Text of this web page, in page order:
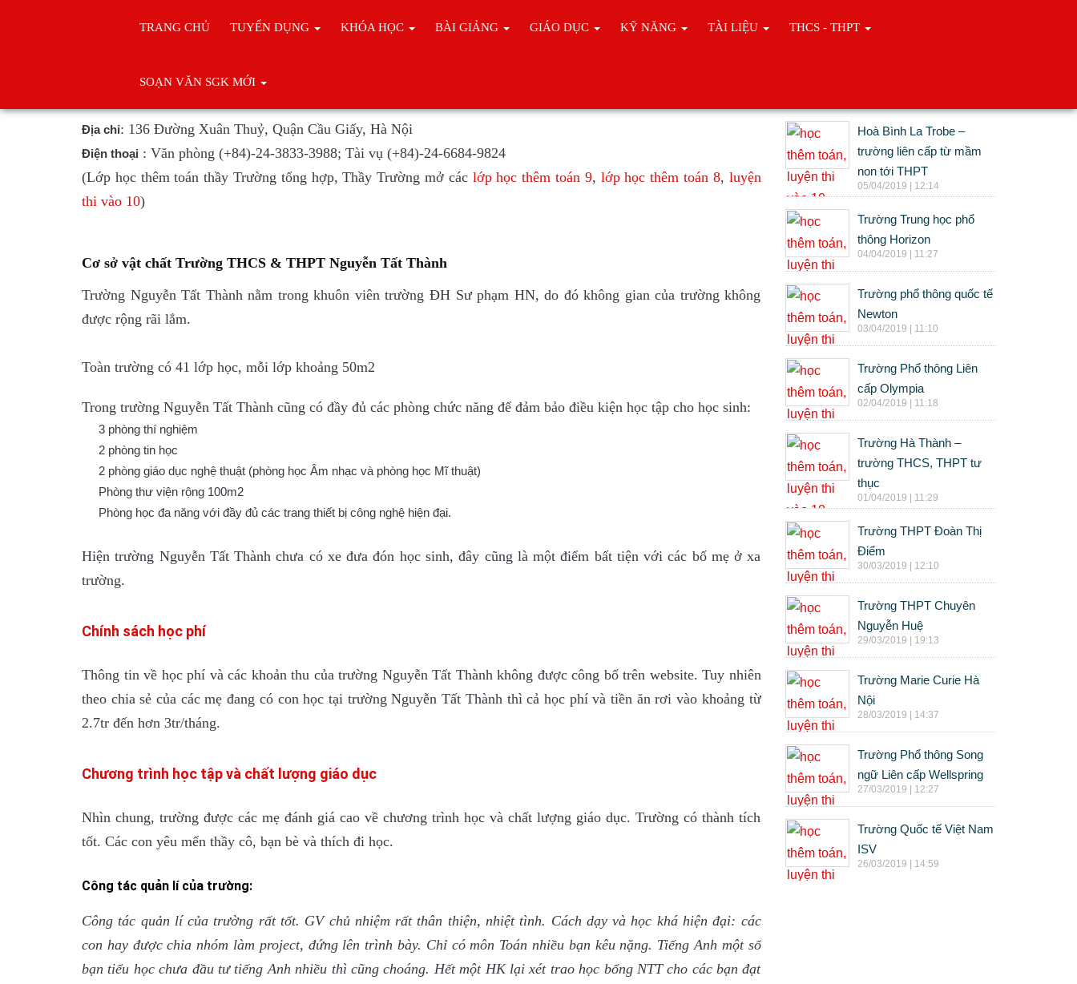
TRANG CHỦ TUYỂN DỤNG KHÓA HỌC BÀI GIẢNG GIÁO DỤC KỸ NĂNG TÀI LIỆU THCS - THPT
SOẠN VĂN SGK MỚI
THPT TẠI HÀ NỘI
Địa chỉ: 136 Đường Xuân Thuỷ, Quận Cầu Giấy, Hà Nội
Điện thoại : Văn phòng (+84)-24-3833-3988; Tài vụ (+84)-24-6684-9824
(Lớp học thêm toán thầy Trường tổng hợp, Thầy Trường mở các lớp học thêm toán 9, lớp học thêm toán 8, luyện
thi vào 10)
Cơ sở vật chất Trường THCS & THPT Nguyễn Tất Thành
Trường Nguyễn Tất Thành nằm trong khuôn viên trường ĐH Sư phạm HN, do đó không gian của trường không
được rộng rãi lắm.
Toàn trường có 41 lớp học, mỗi lớp khoảng 50m2
Trong trường Nguyễn Tất Thành cũng có đầy đủ các phòng chức năng để đảm bảo điều kiện học tập cho học sinh:
3 phòng thí nghiệm
2 phòng tin học
2 phòng giáo dục nghệ thuật (phòng học Âm nhạc và phòng học Mĩ thuật)
Phòng thư viện rộng 100m2
Phòng học đa năng với đầy đủ các trang thiết bị công nghệ hiện đại.
Hiện trường Nguyễn Tất Thành chưa có xe đưa đón học sinh, đây cũng là một điểm bất tiện với các bố mẹ ở xa
trường.
Chính sách học phí
Thông tin về học phí và các khoản thu của trường Nguyễn Tất Thành không được công bố trên website. Tuy nhiên
theo chia sẻ của các mẹ đang có con học tại trường Nguyễn Tất Thành thì cả học phí và tiền ăn rơi vào khoảng từ
2.7tr đến hơn 3tr/tháng.
Chương trình học tập và chất lượng giáo dục
Nhìn chung, trường được các mẹ đánh giá cao về chương trình học và chất lượng giáo dục. Trường có thành tích
tốt. Các con yêu mến thầy cô, bạn bè và thích đi học.
Công tác quản lí của trường:
Công tác quản lí của trường rất tốt. GV chủ nhiệm rất thân thiện, nhiệt tình. Cách dạy và học khá hiện đại: các
con hay được chia nhóm làm project, đứng lên trình bày. Chỉ có môn Toán nhiều bạn kêu nặng. Tiếng Anh một số
bạn tiểu học chưa đầu tư tiếng Anh nhiều thì cũng choáng. Hết một HK lại xét trao học bổng NTT cho các bạn đạt
Hoà Bình La Trobe –
trường liên cấp từ mầm
non tới THPT
05/04/2019 | 12:14
Trường Trung học phổ
thông Horizon
04/04/2019 | 11:27
Trường phổ thông quốc tế
Newton
03/04/2019 | 11:10
Trường Phổ thông Liên
cấp Olympia
02/04/2019 | 11:18
Trường Hà Thành –
trường THCS, THPT tư
thục
01/04/2019 | 11:29
Trường THPT Đoàn Thị
Điểm
30/03/2019 | 12:10
Trường THPT Chuyên
Nguyễn Huệ
29/03/2019 | 19:13
Trường Marie Curie Hà
Nội
28/03/2019 | 14:37
Trường Phổ thông Song
ngữ Liên cấp Wellspring
27/03/2019 | 12:27
Trường Quốc tế Việt Nam
ISV
26/03/2019 | 14:59